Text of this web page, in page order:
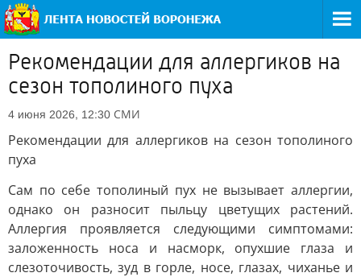
Рекомендации для аллергиков на
сезон тополиного пуха
4 июня 2026, 12:30 СМИ
Рекомендации для аллергиков на сезон тополиного
пуха
Сам по себе тополиный пух не вызывает аллергии,
однако он разносит пыльцу цветущих растений.
Аллергия проявляется следующими симптомами:
заложенность носа и насморк, опухшие глаза и
слезоточивость, зуд в горле, носе, глазах, чиханье и